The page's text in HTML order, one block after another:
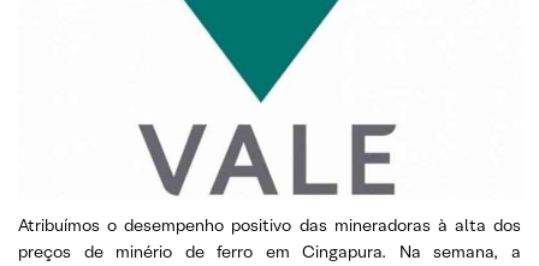
Atribuímos o desempenho positivo das mineradoras à alta dos
preços de minério de ferro em Cingapura. Na semana, a